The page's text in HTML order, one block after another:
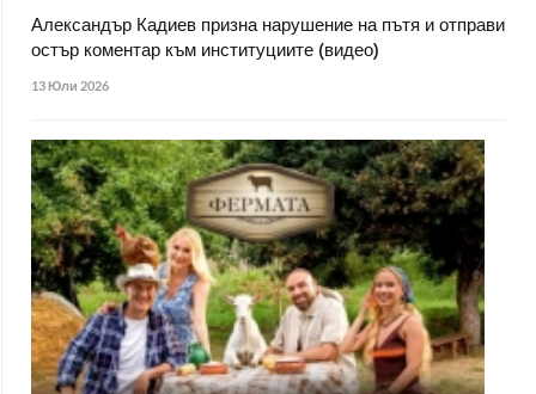
Александър Кадиев призна нарушение на пътя и отправи
остър коментар към институциите (видео)
13 Юли 2026